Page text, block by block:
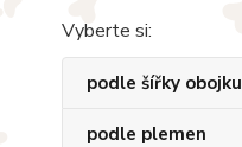
Vyberte si:
podle šířky obojku
podle plemen